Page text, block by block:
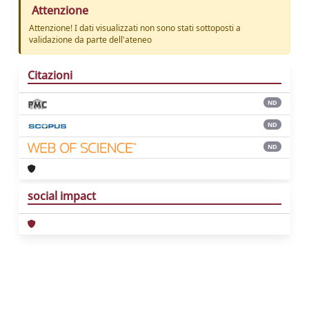
Attenzione
Attenzione! I dati visualizzati non sono stati sottoposti a
validazione da parte dell'ateneo
Citazioni
ND
ND
ND
social impact